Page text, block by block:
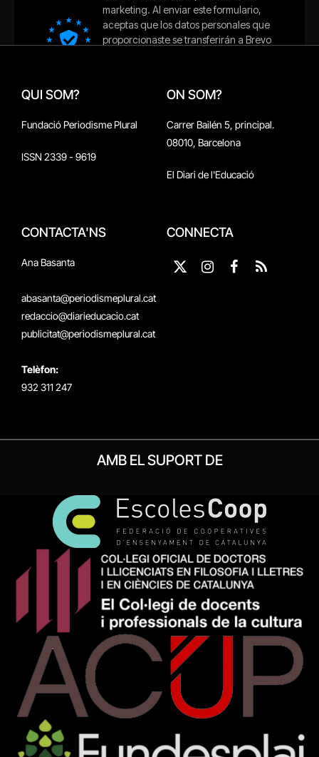
QUI SOM?
Fundació Periodisme Plural
ISSN 2339 - 9619
ON SOM?
Carrer Bailén 5, principal.
08010, Barcelona
El Diari de l'Educació
CONTACTA'NS
Ana Basanta
abasanta@periodismeplural.cat
redaccio@diarieducacio.cat
publicitat@periodismeplural.cat
Telèfon:
932 311 247
CONNECTA
X
Instagram
Facebook
RSS
AMB EL SUPORT DE